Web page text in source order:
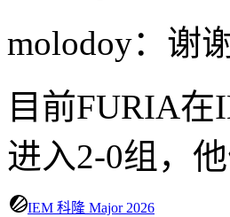
molodoy：谢
目前FURIA
进入2-0组，
IEM 科隆 Major 2026